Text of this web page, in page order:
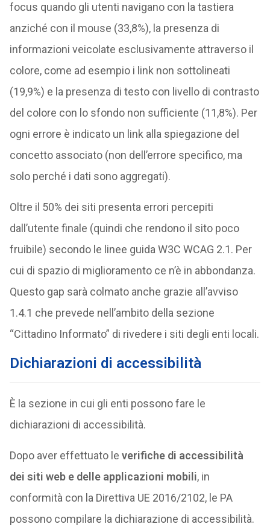
focus quando gli utenti navigano con la tastiera
anziché con il mouse (33,8%), la presenza di
informazioni veicolate esclusivamente attraverso il
colore, come ad esempio i link non sottolineati
(19,9%) e la presenza di testo con livello di contrasto
del colore con lo sfondo non sufficiente (11,8%). Per
ogni errore è indicato un link alla spiegazione del
concetto associato (non dell’errore specifico, ma
solo perché i dati sono aggregati).
Oltre il 50% dei siti presenta errori percepiti
dall’utente finale (quindi che rendono il sito poco
fruibile) secondo le linee guida W3C WCAG 2.1. Per
cui di spazio di miglioramento ce n’è in abbondanza.
Questo gap sarà colmato anche grazie all’avviso
1.4.1 che prevede nell’ambito della sezione
“Cittadino Informato” di rivedere i siti degli enti locali.
Dichiarazioni di accessibilità
È la sezione in cui gli enti possono fare le
dichiarazioni di accessibilità.
Dopo aver effettuato le verifiche di accessibilità
dei siti web e delle applicazioni mobili, in
conformità con la Direttiva UE 2016/2102, le PA
possono compilare la dichiarazione di accessibilità.